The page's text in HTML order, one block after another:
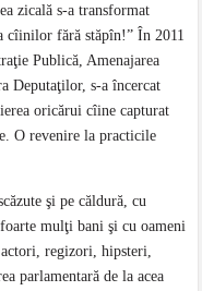
zicală s-a transformat
cîinilor fără stăpîn!” În 2011
Publică, Amenajarea
Deputaţilor, s-a încercat
oricărui cîine capturat
O revenire la practicile
şi pe căldură, cu
mulţi bani şi cu oameni
regizori, hipsteri,
parlamentară de la acea